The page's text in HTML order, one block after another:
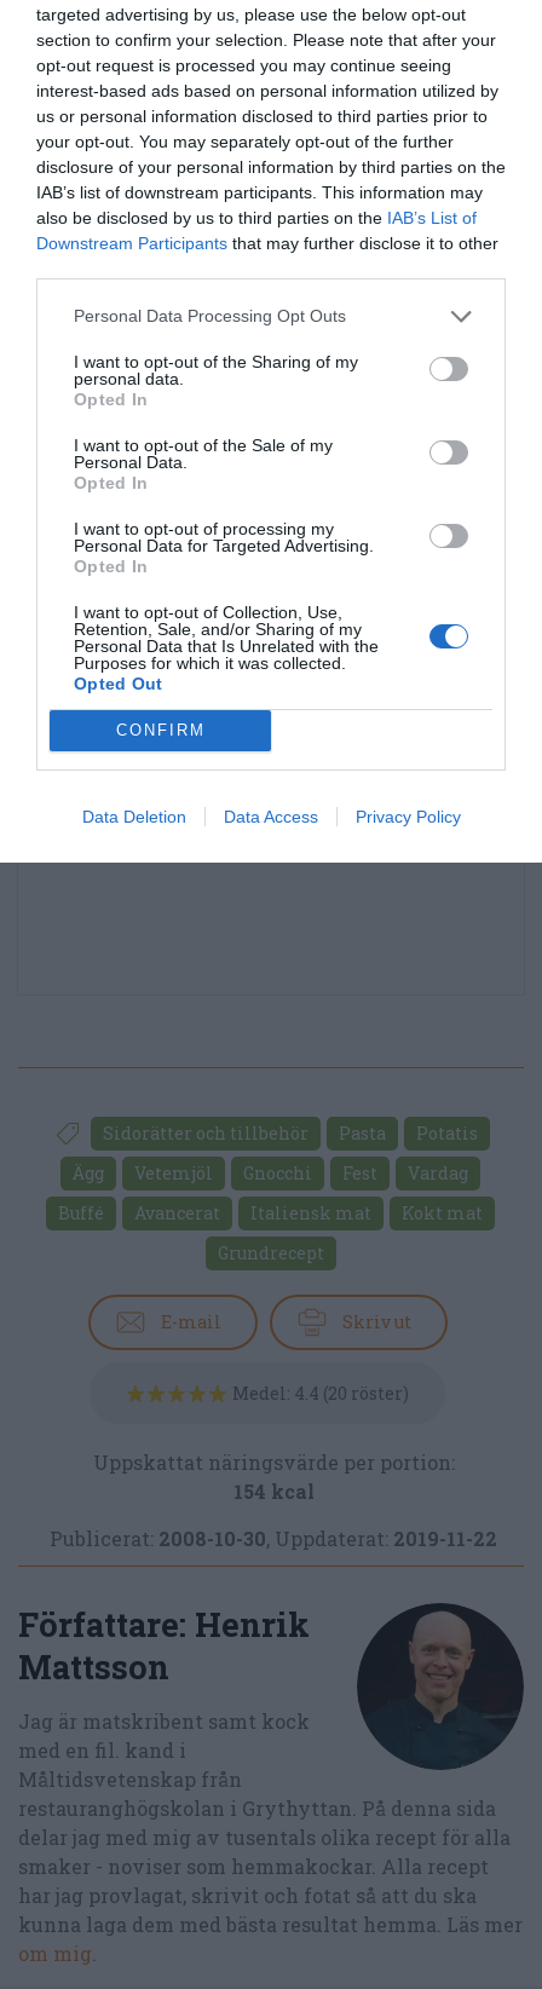
targeted advertising by us, please use the below opt-out
section to confirm your selection. Please note that after your
opt-out request is processed you may continue seeing
interest-based ads based on personal information utilized by
us or personal information disclosed to third parties prior to
your opt-out. You may separately opt-out of the further
disclosure of your personal information by third parties on the
IAB’s list of downstream participants. This information may
also be disclosed by us to third parties on the IAB’s List of
Downstream Participants that may further disclose it to other
Personal Data Processing Opt Outs
I want to opt-out of the Sharing of my
personal data.
Opted In
I want to opt-out of the Sale of my
Personal Data.
Opted In
I want to opt-out of processing my
Personal Data for Targeted Advertising.
Opted In
I want to opt-out of Collection, Use,
Retention, Sale, and/or Sharing of my
Personal Data that Is Unrelated with the
Purposes for which it was collected.
Opted Out
CONFIRM
Data Deletion Data Access Privacy Policy
en tsk salt samt tillsätt någon tsk olivolja.
Lägg hälften av gnocchin i det sjudande
vattnet. Skaka kastrullen något så de ej klibbar
ihop.
Inom några minuter flyter de upp och då är
gnocchin kokt och du kan sleva upp dem i ett
Fortsätt koka resterande gnocchis.
Servera direkt med valfri sås eller som
Du kan också spara gnocchisarna i kylen - skölj
olivolja så de ej klibbar ihop i kylen. När de
kallnat kan de även frysas in.
Sidorätter och tillbehör Pasta
Potatis
Ägg
Vetemjöl Gnocchi Fest
Vardag
Buffé
Avancerat Italiensk mat
Kokt mat
Grundrecept
E-mail Skriv ut
Medel: 4.4 (20 röster)
Uppskattat näringsvärde per portion:
154 kcal
Publicerat: 2008-10-30, Uppdaterat: 2019-11-22
Författare: Henrik
Mattsson
Jag är matskribent samt kock
med en fil. kand i
Måltidsvetenskap från
restauranghögskolan i Grythyttan. På denna sida
delar jag med mig av tusentals olika recept för alla
smaker - noviser som hemmakockar. Alla recept
har jag provlagat, skrivit och fotat så att du ska
kunna laga dem med bästa resultat hemma. Läs mer
om mig